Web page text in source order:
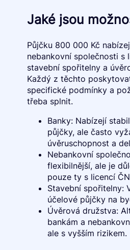
Jaké jsou
Půjčku 800 000 Kč
nebankovní společnosti s
stavební spořitelny a
Každý z těchto
specifické podmínky a
třeba splnit.
Banky: Nabízejí
půjčky, ale často
úvěruschopnost a
Nebankovní
flexibilnější, ale je
pouze ty s licencí
Stavební spořitelny:
účelové půjčky na
Úvěrová družstva:
bankám a
ale s vyšším rizikem.